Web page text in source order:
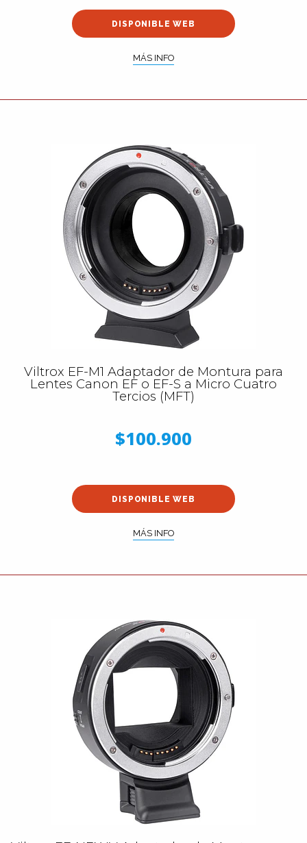
DISPONIBLE WEB
MÁS INFO
Viltrox EF-M1 Adaptador de Montura para
Lentes Canon EF o EF-S a Micro Cuatro
Tercios (MFT)
$100.900
DISPONIBLE WEB
MÁS INFO